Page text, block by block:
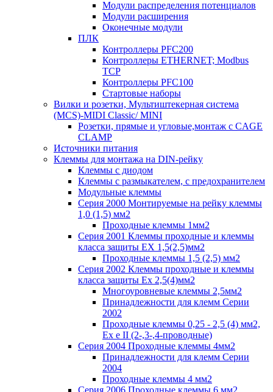
Модули распределения потенциалов
Модули расширения
Оконечные модули
ПЛК
Контроллеры PFC200
Контроллеры ETHERNET; Modbus
TCP
Контроллеры PFC100
Стартовые наборы
Вилки и розетки, Мультиштекерная система
(MCS)-MIDI Classic/ MINI
Розетки, прямые и угловые,монтаж с CAGE
CLAMP
Источники питания
Клеммы для монтажа на DIN-рейку
Клеммы с диодом
Клеммы с размыкателем, с предохранителем
Модульные клеммы
Серия 2000 Монтируемые на рейку клеммы
1,0 (1,5) мм2
Проходные клеммы 1мм2
Серия 2001 Клеммы проходные и клеммы
класса защиты EX 1,5(2,5)мм2
Проходные клеммы 1,5 (2,5) мм2
Серия 2002 Клеммы проходные и клеммы
класса защиты Ex 2,5(4)мм2
Многоуровневые клеммы 2,5мм2
Принадлежности для клемм Серии
2002
Проходные клеммы 0,25 - 2,5 (4) мм2,
Ex e II (2-,3-,4-проводные)
Серия 2004 Проходные клеммы 4мм2
Принадлежности для клемм Серии
2004
Проходные клеммы 4 мм2
Серия 2006 Проходные клеммы 6 мм2